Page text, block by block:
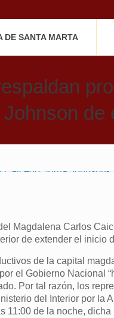
DE SANTA MARTA
de
Magdalena Carlos
de extender el inicio
de la capital
el Gobierno Nacional
Por tal razón, los
del Interior por la
11:00 de la noche,